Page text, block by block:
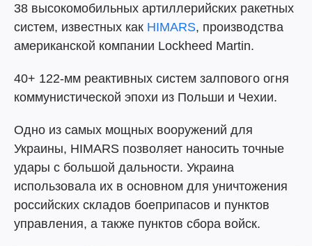
38 высокомобильных артиллерийских ракетных
систем, известных как HIMARS, производства
американской компании Lockheed Martin.
40+ 122-мм реактивных систем залпового огня
коммунистической эпохи из Польши и Чехии.
Одно из самых мощных вооружений для
Украины, HIMARS позволяет наносить точные
удары с большой дальности. Украина
использовала их в основном для уничтожения
российских складов боеприпасов и пунктов
управления, а также пунктов сбора войск.